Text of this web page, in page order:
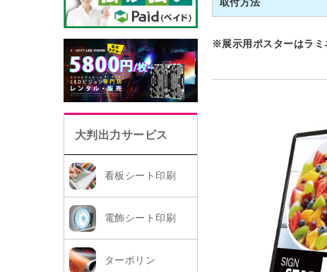
大判出力サービス
看板シート印刷
電飾シート印刷
ターポリン
※展示用ポスターはラ